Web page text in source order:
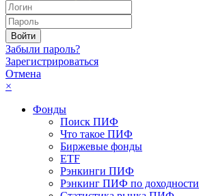
Забыли пароль?
Зарегистрироваться
Отмена
×
Фонды
Поиск ПИФ
Что такое ПИФ
Биржевые фонды
ETF
Рэнкинги ПИФ
Рэнкинг ПИФ по доходности